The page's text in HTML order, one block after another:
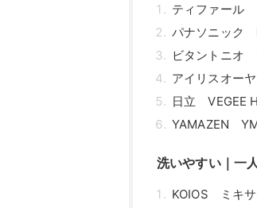
ティファール
パナソニック
ビタントニオ
アイリスオー
日立 VEGEE
YAMAZEN
洗いやすい｜一
KOIOS ミキサ